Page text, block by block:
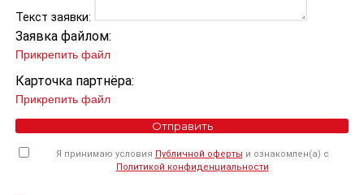
Текст заявки:
Заявка файлом:
Прикрепить файл
Карточка партнёра:
Прикрепить файл
Отправить
Я принимаю условия Публичной оферты и ознакомлен(а) с
Политикой конфиденциальности